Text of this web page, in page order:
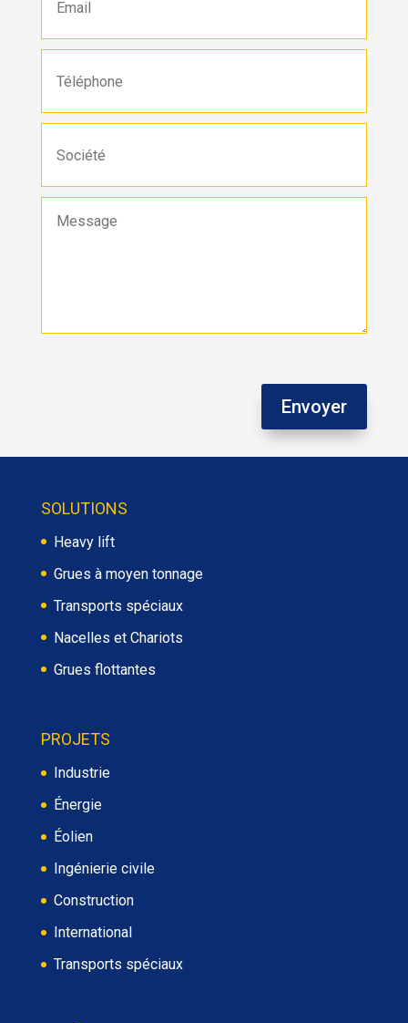
Envoyer
SOLUTIONS
Heavy lift
Grues à moyen tonnage
Transports spéciaux
Nacelles et Chariots
Grues flottantes
PROJETS
Industrie
Énergie
Éolien
Ingénierie civile
Construction
International
Transports spéciaux